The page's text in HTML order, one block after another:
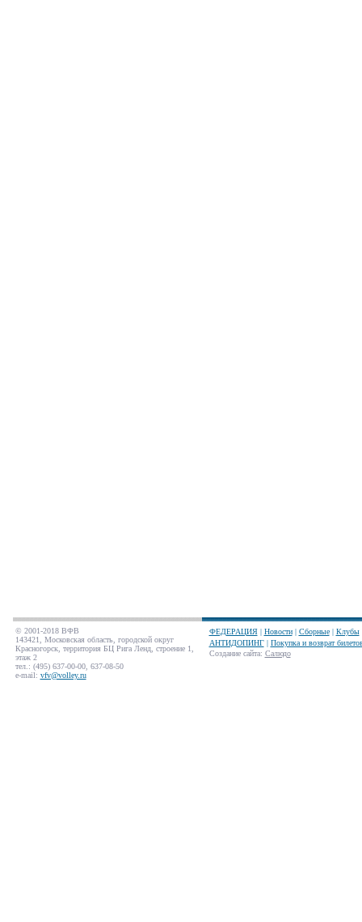
© 2001-2018 ВФВ
143421, Московская область, городской округ
Красногорск, территория БЦ Рига Ленд, строение 1,
этаж 2
тел.: (495) 637-00-00, 637-08-50
e-mail: vfv@volley.ru
ФЕДЕРАЦИЯ| Новости| Сборные| Клубы
АНТИДОПИНГ| Покупка и возврат
Создание сайта: Салюдо